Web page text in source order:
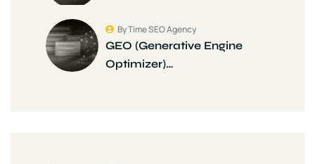
GEO (Generative Engine
Optimizer)…
By Time SEO Agency